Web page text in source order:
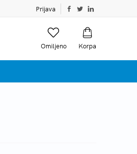
Prijava
Omiljeno Korpa